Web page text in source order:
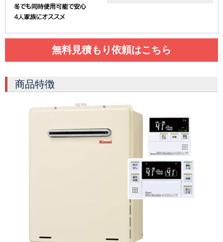
無料見積もり依頼はこちら
商品特徴